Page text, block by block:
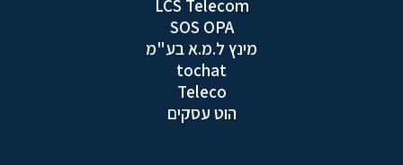
LCS Telecom
SOS OPA
מינץ ל.מ.א בע"מ
tochat
Teleco
הוט עסקים